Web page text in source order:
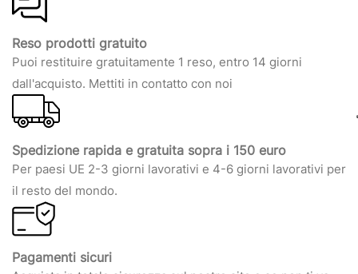
Reso prodotti gratuito
Puoi restituire gratuitamente 1 reso, entro 14 giorni
dall'acquisto. Mettiti in contatto con noi
Spedizione rapida e gratuita sopra i 150 euro
Per paesi UE 2-3 giorni lavorativi e 4-6 giorni lavorativi per
il resto del mondo.
Pagamenti sicuri